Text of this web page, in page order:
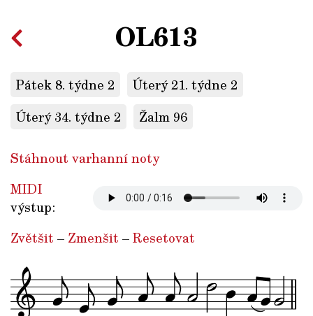
OL613
Pátek 8. týdne 2
Úterý 21. týdne 2
Úterý 34. týdne 2
Žalm 96
Stáhnout varhanní noty
MIDI
výstup:
Zvětšit – Zmenšit –Resetovat